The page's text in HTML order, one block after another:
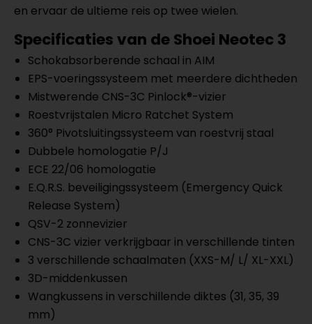
en ervaar de ultieme reis op twee wielen.
Specificaties van de Shoei Neotec 3
Schokabsorberende schaal in AIM
EPS-voeringssysteem met meerdere dichtheden
Mistwerende CNS-3C Pinlock®-vizier
Roestvrijstalen Micro Ratchet System
360° Pivotsluitingssysteem van roestvrij staal
Dubbele homologatie P/J
ECE 22/06 homologatie
E.Q.R.S. beveiligingssysteem (Emergency Quick
Release System)
QSV-2 zonnevizier
CNS-3C vizier verkrijgbaar in verschillende tinten
3 verschillende schaalmaten (XXS-M/ L/ XL-XXL)
3D-middenkussen
Wangkussens in verschillende diktes (31, 35, 39
mm)